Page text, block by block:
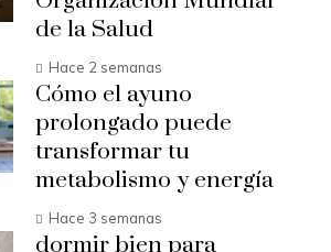
de la Salud
Hace 2 semanas
Cómo el ayuno
prolongado puede
transformar tu
metabolismo y energía
Hace 3 semanas
dormir bien para